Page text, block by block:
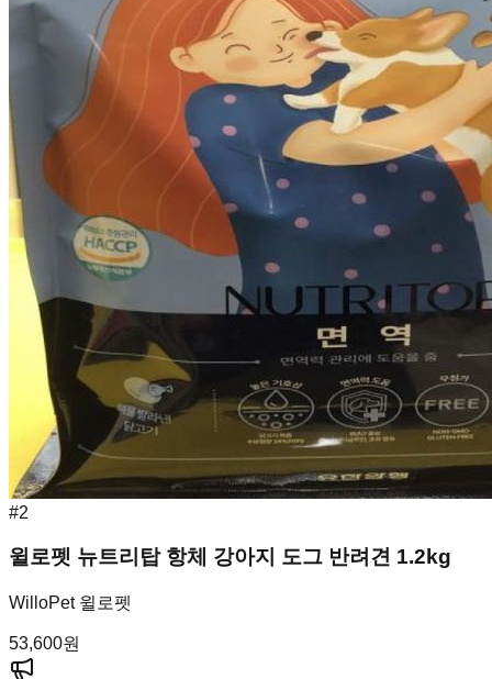
#2
윌로펫 뉴트리탑 항체 강아지 도그 반려견 1.2kg
WilloPet 윌로펫
53,600원